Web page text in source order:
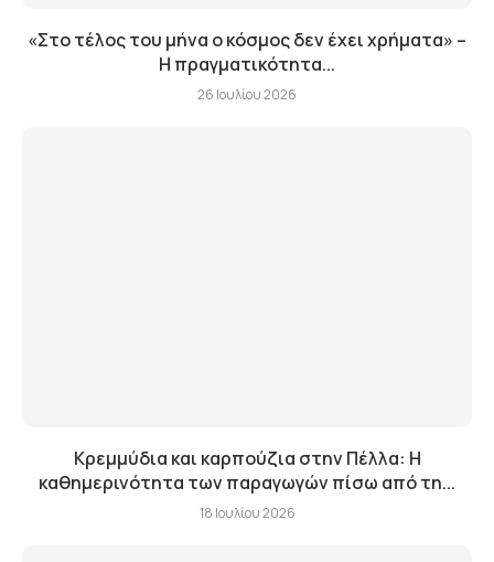
«Στο τέλος του μήνα ο κόσμος δεν έχει χρήματα» –
Η πραγματικότητα...
26 Ιουλίου 2026
Κρεμμύδια και καρπούζια στην Πέλλα: Η
καθημερινότητα των παραγωγών πίσω από τη...
18 Ιουλίου 2026